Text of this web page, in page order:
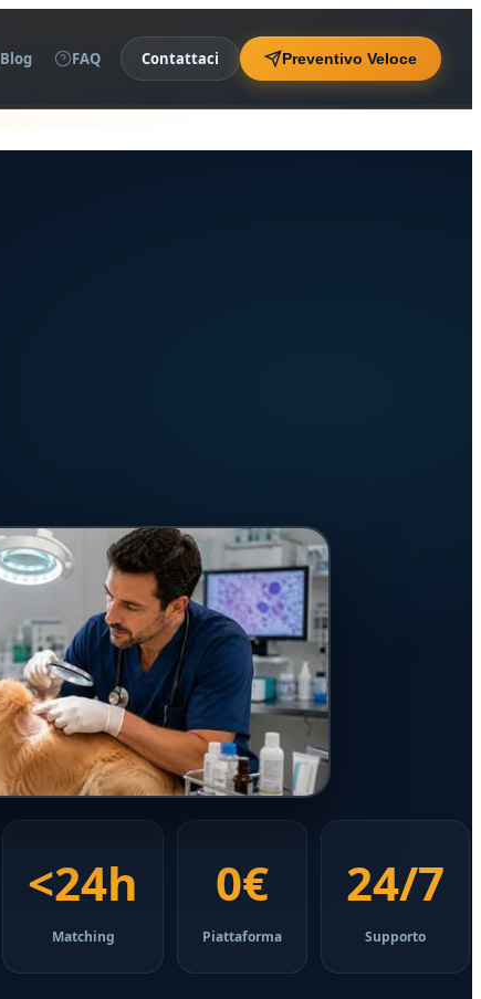
Blog FAQ Contattaci Preventivo Veloce
<24h
Matching
0€
Piattaforma
24/7
Supporto